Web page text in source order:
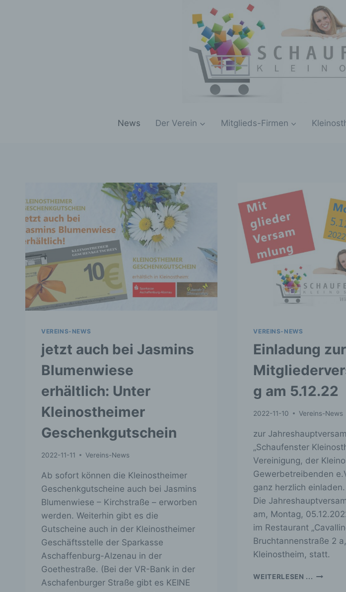
News Der Verein Mitglieds-Firmen
VEREINS-NEWS
jetzt auch bei Jasmins
Blumenwiese
erhältlich: Unter
Kleinostheimer
Geschenkgutschein
2022-11-11 Vereins-News
Ab sofort können die Kleinostheimer
Geschenkgutscheine auch bei Jasmins
Blumenwiese – Kirchstraße – erworben
werden. Weiterhin gibt es die
Gutscheine auch in der Kleinostheimer
Geschäftsstelle der Sparkasse
Aschaffenburg-Alzenau in der
Goethestraße. (Bei der VR-Bank in der
Aschafenburger Straße gibt es KEINE
VEREINS-NEWS
Einladung zur
g am 5.12.22
2022-11-10 Vereins-News
zur
„Schaufenster
Vereinigung, der
Gewerbetreibenden
ganz herzlich einladen.
Die
am, Montag,
im Restaurant
Bruchtannenstraße 2
Kleinostheim, statt.
WEITERLESEN ...